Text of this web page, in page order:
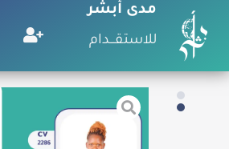
مدى أبشر
للاستقـــدام